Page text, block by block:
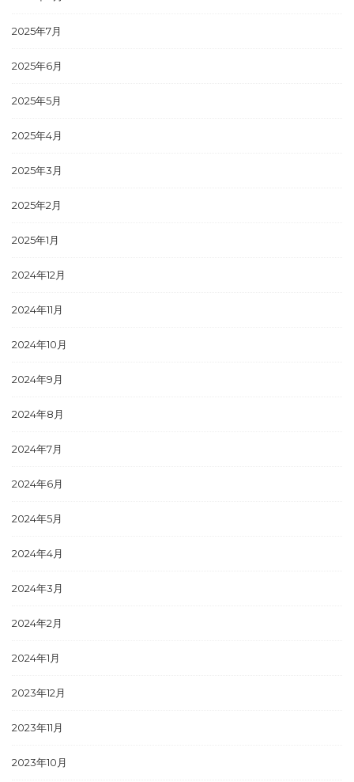
2025年7月
2025年6月
2025年5月
2025年4月
2025年3月
2025年2月
2025年1月
2024年12月
2024年11月
2024年10月
2024年9月
2024年8月
2024年7月
2024年6月
2024年5月
2024年4月
2024年3月
2024年2月
2024年1月
2023年12月
2023年11月
2023年10月